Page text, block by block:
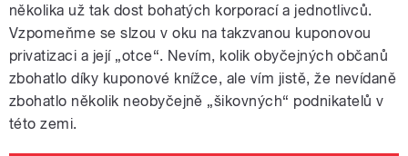
několika už tak dost bohatých korporací a jednotlivců.
Vzpomeňme se slzou v oku na takzvanou kuponovou
privatizaci a její „otce“. Nevím, kolik obyčejných občanů
zbohatlo díky kuponové knížce, ale vím jistě, že nevídaně
zbohatlo několik neobyčejně „šikovných“ podnikatelů v
této zemi.